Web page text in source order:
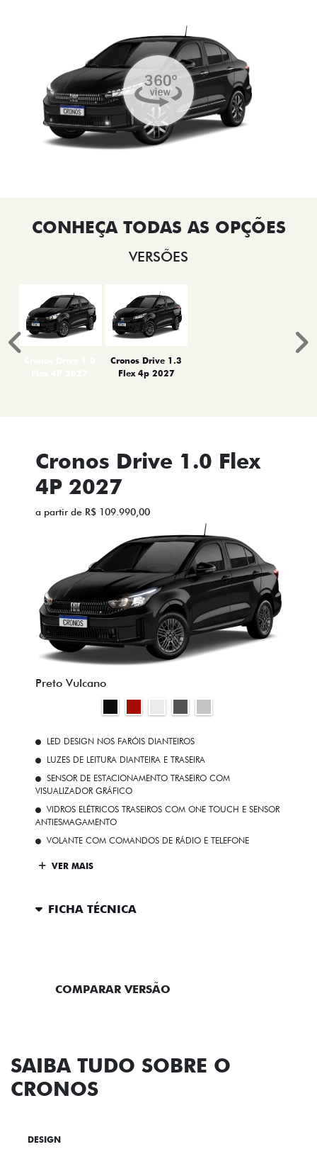
VERSÕES
Cronos Drive 1.3
Flex 4p 2027
Anterior
Cronos Drive 1.0 Flex
4P 2027
a partir de R$ 109.990,00
Preto Vulcano
LED DESIGN NOS FARÓIS DIANTEIROS
LUZES DE LEITURA DIANTEIRA E TRASEIRA
SENSOR DE ESTACIONAMENTO TRASEIRO COM
VISUALIZADOR GRÁFICO
VIDROS ELÉTRICOS TRASEIROS COM ONE TOUCH E SENSOR
ANTIESMAGAMENTO
VOLANTE COM COMANDOS DE RÁDIO E TELEFONE
VER MAIS
FICHA TÉCNICA
COMPARAR VERSÃO
SAIBA TUDO SOBRE O
CRONOS
DESIGN